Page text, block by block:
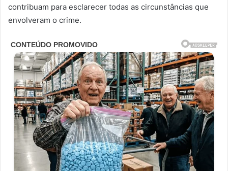
contribuam para esclarecer todas as circunstâncias que
envolveram o crime.